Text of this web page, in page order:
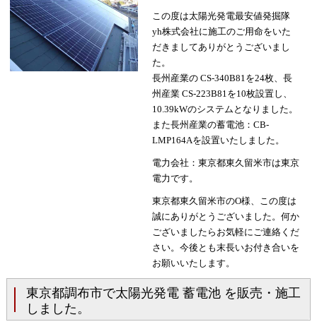
この度は太陽光発電最安値発掘隊
yh株式会社に施工のご用命をいた
だきましてありがとうございまし
た。
長州産業の CS-340B81を24枚、長
州産業 CS-223B81を10枚設置し、
10.39kWのシステムとなりました。
また長州産業の蓄電池：CB-
LMP164Aを設置いたしました。
電力会社：東京都東久留米市は東京
電力です。
東京都東久留米市のO様、この度は
誠にありがとうございました。何か
ございましたらお気軽にご連絡くだ
さい。今後とも末長いお付き合いを
お願いいたします。
東京都調布市で太陽光発電 蓄電池 を販売・施工
しました。